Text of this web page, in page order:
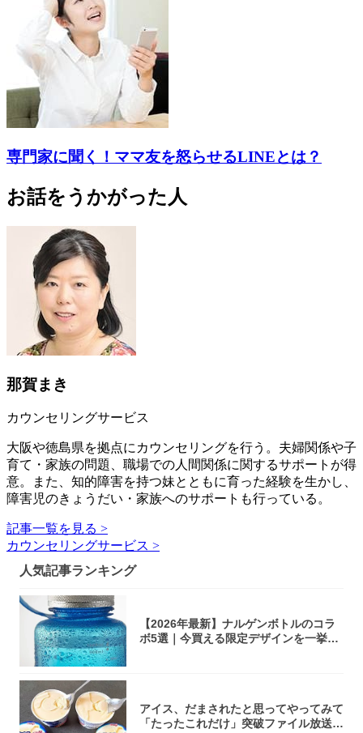
専門家に聞く！ママ友を怒らせるLINEとは？
お話をうかがった人
那賀まき
カウンセリングサービス
大阪や徳島県を拠点にカウンセリングを行う。夫婦関係や子
育て・家族の問題、職場での人間関係に関するサポートが得
意。また、知的障害を持つ妹とともに育った経験を生かし、
障害児のきょうだい・家族へのサポートも行っている。
記事一覧を見る >
カウンセリングサービス >
人気記事ランキング
【2026年最新】ナルゲンボトルのコラ
ボ5選｜今買える限定デザインを一挙紹
アイス、だまされたと思ってやってみて
「たったこれだけ」突破ファイル放送で